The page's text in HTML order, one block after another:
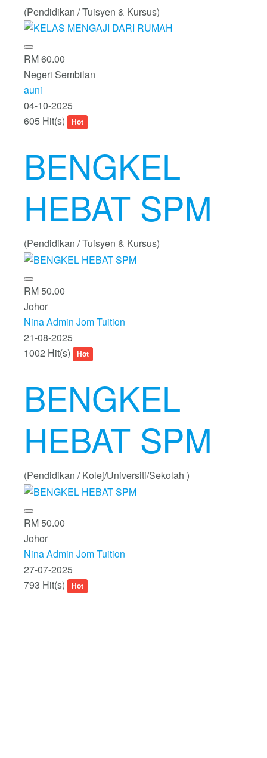
(Pendidikan / Tuisyen & Kursus)
RM 60.00
Negeri Sembilan
auni
04-10-2025
605 Hit(s)
Hot
BENGKEL
HEBAT SPM
(Pendidikan / Tuisyen & Kursus)
RM 50.00
Johor
Nina Admin Jom Tuition
21-08-2025
1002 Hit(s)
Hot
BENGKEL
HEBAT SPM
(Pendidikan / Kolej/Universiti/Sekolah )
RM 50.00
Johor
Nina Admin Jom Tuition
27-07-2025
793 Hit(s)
Hot